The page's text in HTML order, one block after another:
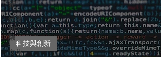
新
經濟
和金
融
文化
科技與創新